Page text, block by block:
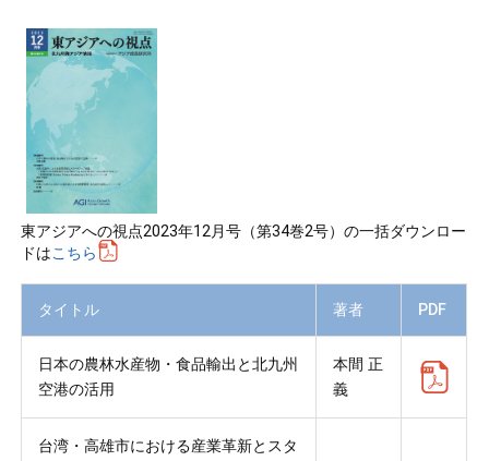
東アジアへの視点2023年12月号（第34巻2号）の一括ダウンロー
ドはこちら
タイトル 著者 PDF
日本の農林水産物・食品輸出と北九州
空港の活用
本間 正
義
台湾・高雄市における産業革新とスタ